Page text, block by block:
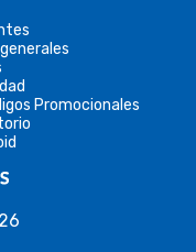
Promocionales